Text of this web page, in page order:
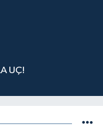
UÇ!